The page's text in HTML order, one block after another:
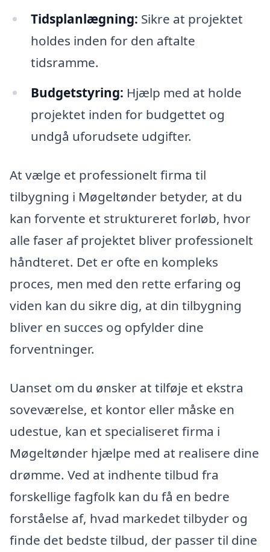
Tidsplanlægning: Sikre at projektet
holdes inden for den aftalte
tidsramme.
Budgetstyring: Hjælp med at holde
projektet inden for budgettet og
undgå uforudsete udgifter.
At vælge et professionelt firma til
tilbygning i Møgeltønder betyder, at du
kan forvente et struktureret forløb, hvor
alle faser af projektet bliver professionelt
håndteret. Det er ofte en kompleks
proces, men med den rette erfaring og
viden kan du sikre dig, at din tilbygning
bliver en succes og opfylder dine
forventninger.
Uanset om du ønsker at tilføje et ekstra
soveværelse, et kontor eller måske en
udestue, kan et specialiseret firma i
Møgeltønder hjælpe med at realisere dine
drømme. Ved at indhente tilbud fra
forskellige fagfolk kan du få en bedre
forståelse af, hvad markedet tilbyder og
finde det bedste tilbud, der passer til dine